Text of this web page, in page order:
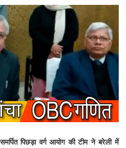
पिछड़ा वर्ग आयोग की टीम ने बरेली में